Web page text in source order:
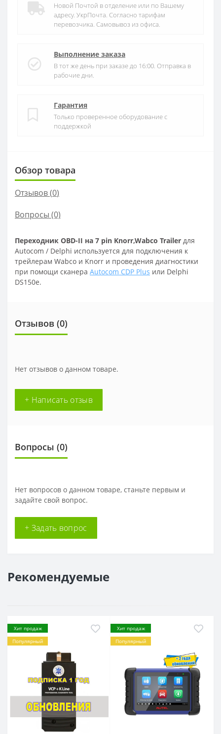
Новой Почтой в отделение или по Вашему
адресу. УкрПочта. Согласно тарифам
перевозчика. Самовывоз из офиса.
Выполнение заказа
В тот же день при заказе до 16:00. Отправка в
рабочие дни.
Гарантия
Только проверенное оборудование с
поддержкой
Обзор товара
Отзывов (0)
Вопросы (0)
Переходник OBD-II на 7 pin Knorr,Wabco Trailer для
Autocom / Delphi используется для подключения к
трейлерам Wabco и Knorr и проведения диагностики
при помощи сканера Autocom CDP Plus или Delphi
DS150e.
Отзывов (0)
Нет отзывов о данном товаре.
+ Написать отзыв
Вопросы (0)
Нет вопросов о данном товаре, станьте первым и
задайте свой вопрос.
+ Задать вопрос
Рекомендуемые
Хит продаж
Популярный
Хит продаж
Популярный